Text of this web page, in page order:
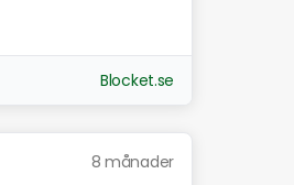
Blocket.se
8 månader